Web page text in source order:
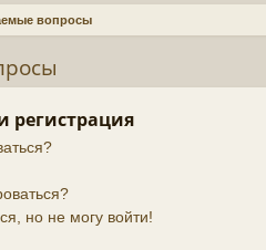
вопросы
регистрация
но не могу войти!